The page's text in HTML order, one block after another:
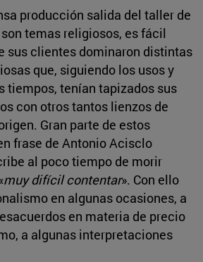
producción salida del taller de
temas religiosos, es fácil
sus clientes dominaron distintas
que, siguiendo los usos y
tiempos, tenían tapizados sus
con otros tantos lienzos de
Gran parte de estos
frase de Antonio Acisclo
al poco tiempo de morir
muy difícil contentar». Con ello
en algunas ocasiones, a
en materia de precio
a algunas interpretaciones